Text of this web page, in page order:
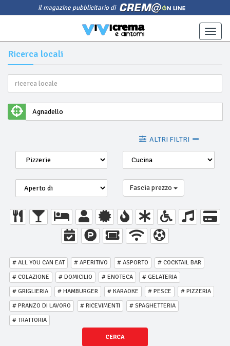
il magazine pubblicitario di
Toggle
Ricerca locali
ALTRI FILTRI
Fascia prezzo
# ALL YOU CAN EAT # APERITIVO # ASPORTO
# COCKTAIL BAR
# COLAZIONE
# DOMICILIO # ENOTECA
# GELATERIA
# GRIGLIERIA
# HAMBURGER # KARAOKE # PESCE
# PIZZERIA
# PRANZO DI LAVORO
# RICEVIMENTI
# SPAGHETTERIA
# TRATTORIA
CERCA